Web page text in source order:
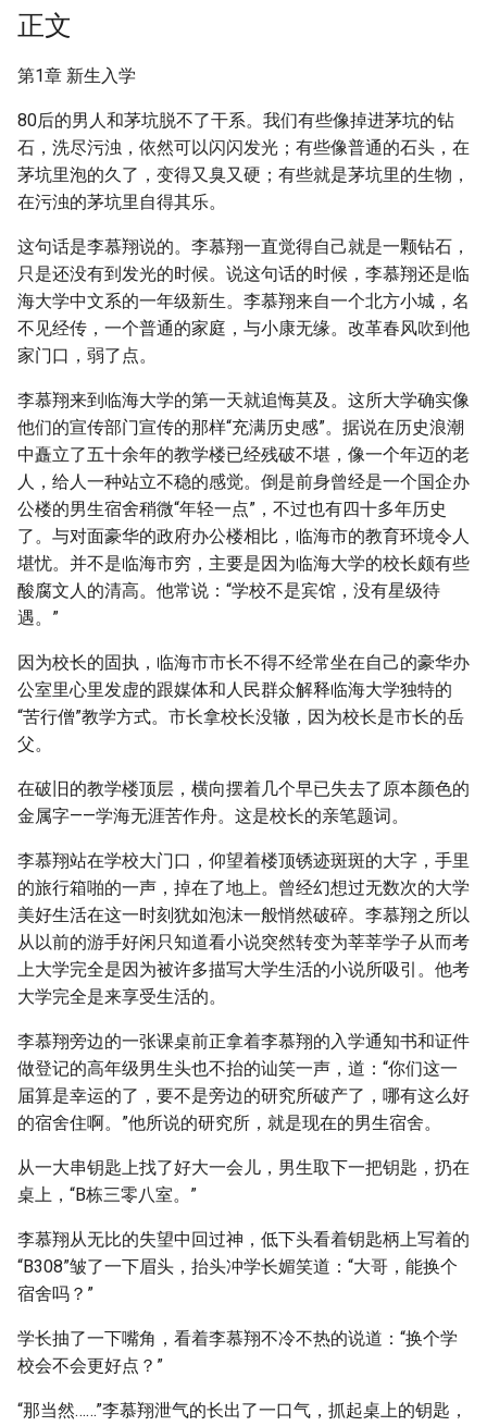
正文
第1章 新生入学
80后的男人和茅坑脱不了干系。我们有些像掉进茅坑的钻
石，洗尽污浊，依然可以闪闪发光；有些像普通的石头，在
茅坑里泡的久了，变得又臭又硬；有些就是茅坑里的生物，
在污浊的茅坑里自得其乐。
这句话是李慕翔说的。李慕翔一直觉得自己就是一颗钻石，
只是还没有到发光的时候。说这句话的时候，李慕翔还是临
海大学中文系的一年级新生。李慕翔来自一个北方小城，名
不见经传，一个普通的家庭，与小康无缘。改革春风吹到他
家门口，弱了点。
李慕翔来到临海大学的第一天就追悔莫及。这所大学确实像
他们的宣传部门宣传的那样“充满历史感”。据说在历史浪潮
中矗立了五十余年的教学楼已经残破不堪，像一个年迈的老
人，给人一种站立不稳的感觉。倒是前身曾经是一个国企办
公楼的男生宿舍稍微“年轻一点”，不过也有四十多年历史
了。与对面豪华的政府办公楼相比，临海市的教育环境令人
堪忧。并不是临海市穷，主要是因为临海大学的校长颇有些
酸腐文人的清高。他常说：“学校不是宾馆，没有星级待
遇。”
因为校长的固执，临海市市长不得不经常坐在自己的豪华办
公室里心里发虚的跟媒体和人民群众解释临海大学独特的
“苦行僧”教学方式。市长拿校长没辙，因为校长是市长的岳
父。
在破旧的教学楼顶层，横向摆着几个早已失去了原本颜色的
金属字——学海无涯苦作舟。这是校长的亲笔题词。
李慕翔站在学校大门口，仰望着楼顶锈迹斑斑的大字，手里
的旅行箱啪的一声，掉在了地上。曾经幻想过无数次的大学
美好生活在这一时刻犹如泡沫一般悄然破碎。李慕翔之所以
从以前的游手好闲只知道看小说突然转变为莘莘学子从而考
上大学完全是因为被许多描写大学生活的小说所吸引。他考
大学完全是来享受生活的。
李慕翔旁边的一张课桌前正拿着李慕翔的入学通知书和证件
做登记的高年级男生头也不抬的讪笑一声，道：“你们这一
届算是幸运的了，要不是旁边的研究所破产了，哪有这么好
的宿舍住啊。”他所说的研究所，就是现在的男生宿舍。
从一大串钥匙上找了好大一会儿，男生取下一把钥匙，扔在
桌上，“B栋三零八室。”
李慕翔从无比的失望中回过神，低下头看着钥匙柄上写着的
“B308”皱了一下眉头，抬头冲学长媚笑道：“大哥，能换个
宿舍吗？”
学长抽了一下嘴角，看着李慕翔不冷不热的说道：“换个学
校会不会更好点？”
“那当然……”李慕翔泄气的长出了一口气，抓起桌上的钥匙，